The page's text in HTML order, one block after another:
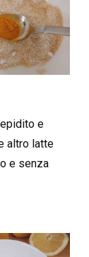
e
altro latte
e senza